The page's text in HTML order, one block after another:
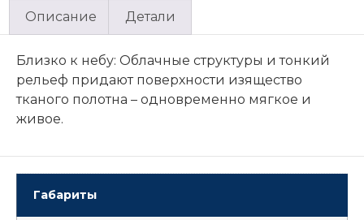
Описание Детали
Близко к небу: Облачные структуры и тонкий
рельеф придают поверхности изящество
тканого полотна – одновременно мягкое и
живое.
Габариты